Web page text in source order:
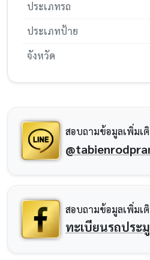
ประเภทรถ
ประเภทป้าย
จังหวัด
สอบถามข้อมูลเพิ่มเ
สอบถามข้อมูลเพิ่มเ
ทะเบียนรถประ